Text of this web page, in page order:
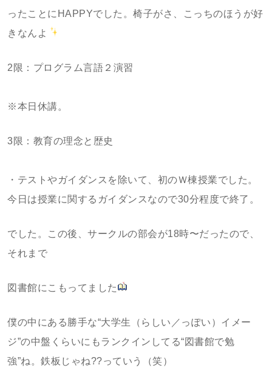
ったことにHAPPYでした。椅子がさ、こっちのほうが好
きなんよ
2限：プログラム言語２演習
※本日休講。
3限：教育の理念と歴史
・テストやガイダンスを除いて、初のＷ棟授業でした。
今日は授業に関するガイダンスなので30分程度で終了。
でした。この後、サークルの部会が18時〜だったので、
それまで
図書館にこもってました
僕の中にある勝手な“大学生（らしい／っぽい）イメー
ジ”の中盤くらいにもランクインしてる“図書館で勉
強”ね。鉄板じゃね??っていう（笑）